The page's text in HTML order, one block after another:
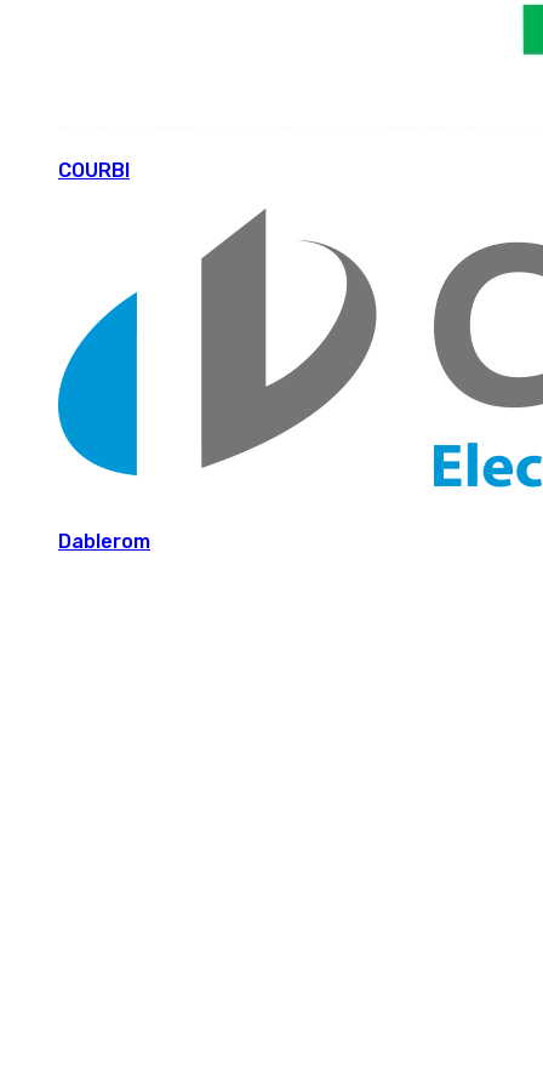
COURBI
Dablerom